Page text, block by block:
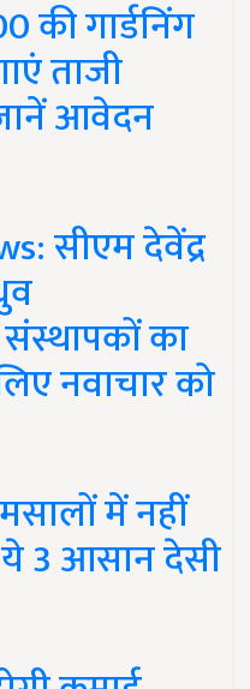
की गार्डनिंग
ताजी
आवेदन
सीएम देवेंद्र
का
नवाचार को
में नहीं
3 आसान देसी